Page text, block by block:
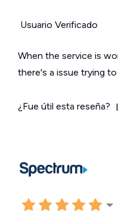
Usuario Verificado
When the service is
there's a issue trying
¿Fue útil esta reseña?